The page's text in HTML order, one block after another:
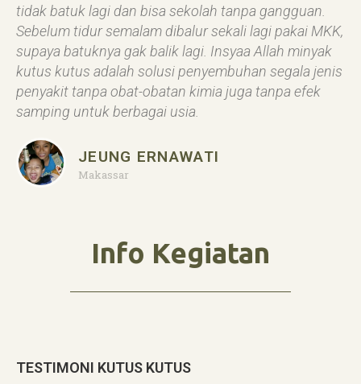
tidak batuk lagi dan bisa sekolah tanpa gangguan.
Sebelum tidur semalam dibalur sekali lagi pakai MKK,
supaya batuknya gak balik lagi. Insyaa Allah minyak
kutus kutus adalah solusi penyembuhan segala jenis
penyakit tanpa obat-obatan kimia juga tanpa efek
samping untuk berbagai usia.
JEUNG ERNAWATI
Makassar
Info Kegiatan
TESTIMONI KUTUS KUTUS